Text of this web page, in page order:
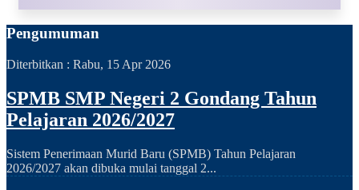
Pengumuman
Diterbitkan : Rabu, 15 Apr 2026
SPMB SMP Negeri 2 Gondang Tahun
Pelajaran 2026/2027
Sistem Penerimaan Murid Baru (SPMB) Tahun Pelajaran
2026/2027 akan dibuka mulai tanggal 2...